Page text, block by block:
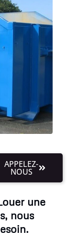
APPELEZ-
NOUS
une
nous